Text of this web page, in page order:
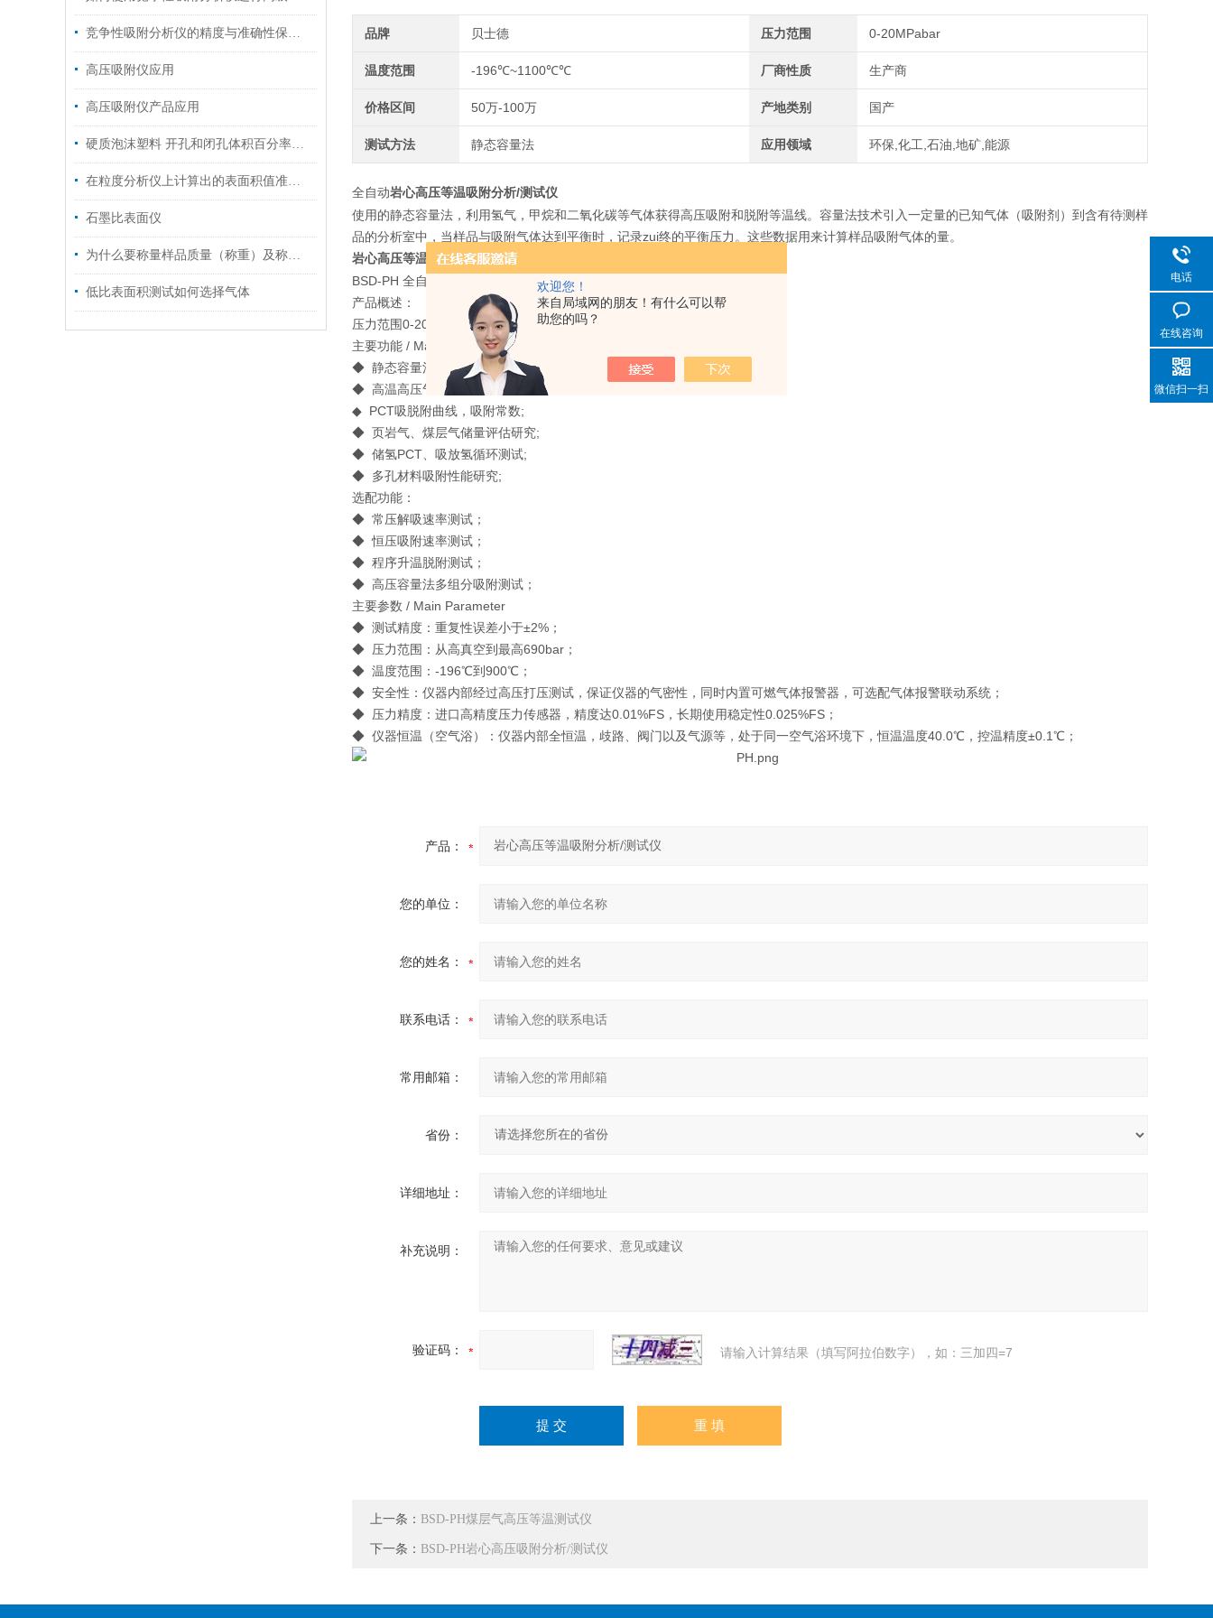
欢迎您！
来自局域网的朋友！有什么可以帮
助您的吗？
竞争性吸附分析仪的精度与准确性保障方法
高压吸附仪应用
高压吸附仪产品应用
硬质泡沫塑料 开孔和闭孔体积百分率的测定
在粒度分析仪上计算出的表面积值准确吗
石墨比表面仪
为什么要称量样品质量（称重）及称样量多大为好
低比表面积测试如何选择气体
品牌 贝士德 压力范围 0-20MPabar
温度范围 -196℃~1100℃℃ 厂商性质 生产商
价格区间 50万-100万 产地类别 国产
测试方法 静态容量法 应用领域 环保,化工,石油,地矿,能源
全自动岩心高压等温吸附分析/测试仪
使用的静态容量法，利用氢气，甲烷和二氧化碳等气体获得高压吸附和脱附等温线。容量法技术引入一定量的已知气体（吸附剂）到含有待测样
品的分析室中，当样品与吸附气体达到平衡时，记录zui终的平衡压力。这些数据用来计算样品吸附气体的量。
岩心高压等温吸附分析/测试仪
BSD-PH 全自动高温高压气体吸附仪
产品概述：
压力范围0-20MPa，温度范围-196℃~1100℃可选，分析位数量1/2/4个可选。
主要功能 / Main Function
◆ 静态容量法高压气体吸附;
◆ 高温高压气体吸附脱附等温线测试;
◆ PCT吸脱附曲线，吸附常数;
◆ 页岩气、煤层气储量评估研究;
◆ 储氢PCT、吸放氢循环测试;
◆ 多孔材料吸附性能研究;
选配功能：
◆ 常压解吸速率测试；
◆ 恒压吸附速率测试；
◆ 程序升温脱附测试；
◆ 高压容量法多组分吸附测试；
主要参数 / Main Parameter
◆ 测试精度：重复性误差小于±2%；
◆ 压力范围：从高真空到最高690bar；
◆ 温度范围：-196℃到900℃；
◆ 安全性：仪器内部经过高压打压测试，保证仪器的气密性，同时内置可燃气体报警器，可选配气体报警联动系统；
◆ 压力精度：进口高精度压力传感器，精度达0.01%FS，长期使用稳定性0.025%FS；
◆ 仪器恒温（空气浴）：仪器内部全恒温，歧路、阀门以及气源等，处于同一空气浴环境下，恒温温度40.0℃，控温精度±0.1℃；
产品：
您的单位：
您的姓名：
联系电话：
常用邮箱：
省份：
详细地址：
补充说明：
验证码： 请输入计算结果（填写阿拉伯数字），如：三加四=7
上一条： BSD-PH煤层气高压等温测试仪
下一条： BSD-PH岩心高压吸附分析/测试仪
电话
在线咨询
微信扫一扫